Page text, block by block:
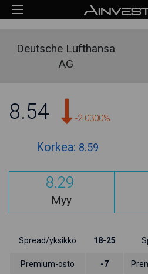
Deutsche Lufthansa
AG
8.54 -2.0300%
Korkea: 8.59
8.29
Myy
Spread/yksikkö 18-25
Premium-osto -7